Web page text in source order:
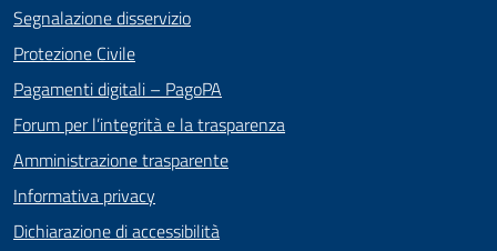
Segnalazione disservizio
Protezione Civile
Pagamenti digitali – PagoPA
Forum per l’integrità e la trasparenza
Amministrazione trasparente
Informativa privacy
Dichiarazione di accessibilità